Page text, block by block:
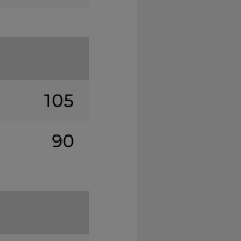
105
90